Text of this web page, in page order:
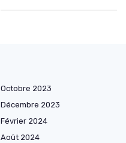
Octobre 2023
Décembre 2023
Février 2024
Août 2024